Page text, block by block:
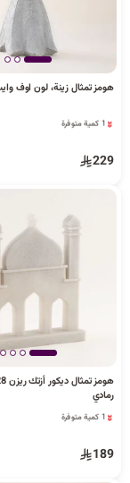
هومز تمثال زينة، لون اوف
1 كمية متوفرة
1 كمية متوفرة
5 مشاهدة مؤخراً
229
رمادي
1 كمية متوفرة
1 كمية متوفرة
189